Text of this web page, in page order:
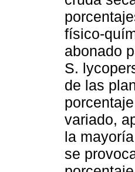
físico-
abonado
S.
de las
variado,
la
se